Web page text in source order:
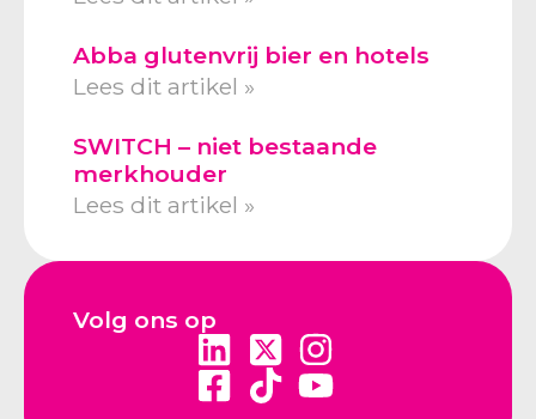
Abba glutenvrij bier en hotels
Lees dit artikel »
SWITCH – niet bestaande
merkhouder
Lees dit artikel »
Volg ons op